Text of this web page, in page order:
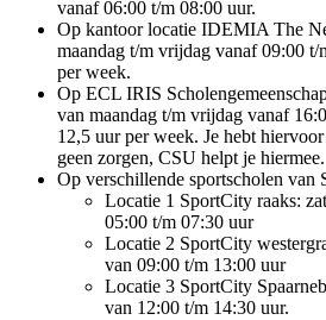
vanaf 06:00 t/m 08:00 uur.
Op kantoor locatie IDEMIA The
maandag t/m vrijdag vanaf 09:00
per week.
Op ECL IRIS
van maandag t/m vrijdag vanaf
12,5 uur per week. Je hebt
geen zorgen, CSU helpt je hiermee.
Op verschillende sportscholen van
Locatie 1 SportCity raaks:
05:00 t/m 07:30 uur
Locatie 2 SportCity
van 09:00 t/m 13:00 uur
Locatie 3 SportCity
van 12:00 t/m 14:30 uur.